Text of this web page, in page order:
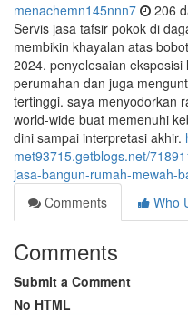
menachemn145nnn7 206
Servis jasa tafsir pokok di
membikin khayalan atas
2024. penyelesaian
perumahan dan juga
tertinggi. saya menyodorkan
world-wide buat memenuhi
dini sampai interpretasi akhir.
met93715.getblogs.net/
jasa-bangun-rumah-mewah-
Comments
Who
Comments
Submit a Comment
No HTML